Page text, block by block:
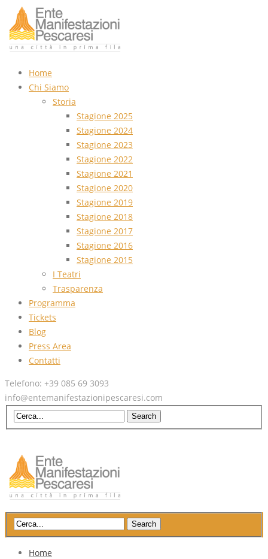
Home
Chi Siamo
Storia
Stagione 2025
Stagione 2024
Stagione 2023
Stagione 2022
Stagione 2021
Stagione 2020
Stagione 2019
Stagione 2018
Stagione 2017
Stagione 2016
Stagione 2015
I Teatri
Trasparenza
Programma
Tickets
Blog
Press Area
Contatti
Telefono: +39 085 69 3093
info@entemanifestazionipescaresi.com
Home